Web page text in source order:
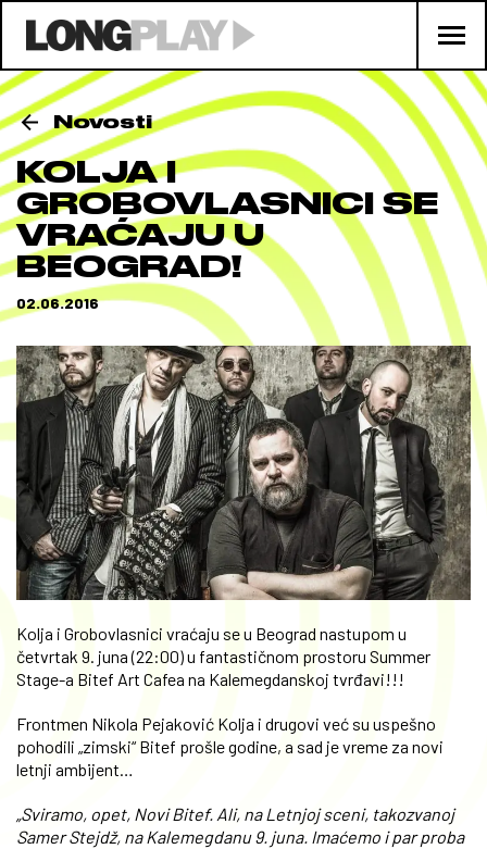
Novosti
KOLJA I
GROBOVLASNICI SE
VRAĆAJU U
BEOGRAD!
02.06.2016
Kolja i Grobovlasnici vraćaju se u Beograd nastupom u
četvrtak 9. juna (22:00) u fantastičnom prostoru Summer
Stage-a Bitef Art Cafea na Kalemegdanskoj tvrđavi!!!
Frontmen Nikola Pejaković Kolja i drugovi već su uspešno
pohodili „zimski“ Bitef prošle godine, a sad je vreme za novi
letnji ambijent…
„Sviramo, opet, Novi Bitef. Ali, na Letnjoj sceni, takozvanoj
Samer Stejdž, na Kalemegdanu 9. juna. Imaćemo i par proba